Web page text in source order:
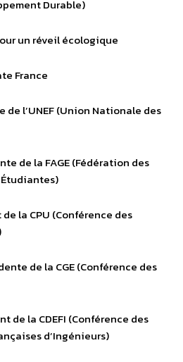
Durable)
un réveil écologique
France
l’UNEF (Union Nationale des
de la FAGE (Fédération des
la CPU (Conférence des
de la CGE (Conférence des
de la CDEFI (Conférence des
d’Ingénieurs)